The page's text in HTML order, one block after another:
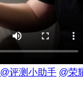
@评测小助手 @荣